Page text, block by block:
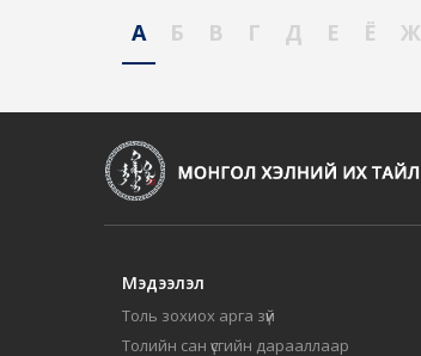
А Б В Г Д Е Ё Ж
Мэдээлэл
Толь зохиох арга зүй
Толийн сан үсгийн дарааллаар